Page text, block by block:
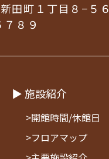
田町１丁目８−５６
８９
▶ 施設紹介
>開館時間/休館日
>フロアマップ